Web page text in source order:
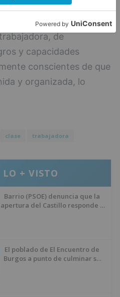
ahora más que nunca,
sentimiento de
de
y capacidades
conscientes de que
y organizada, lo
clase trabajadora
LO + VISTO
Barrio (PSOE) denuncia que la
apertura del Castillo responde a
El poblado de El Encuentro de
Burgos a punto de culminar su